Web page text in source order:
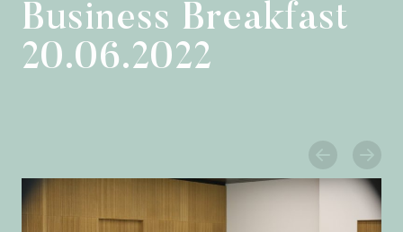
Business Breakfast
20.06.2022